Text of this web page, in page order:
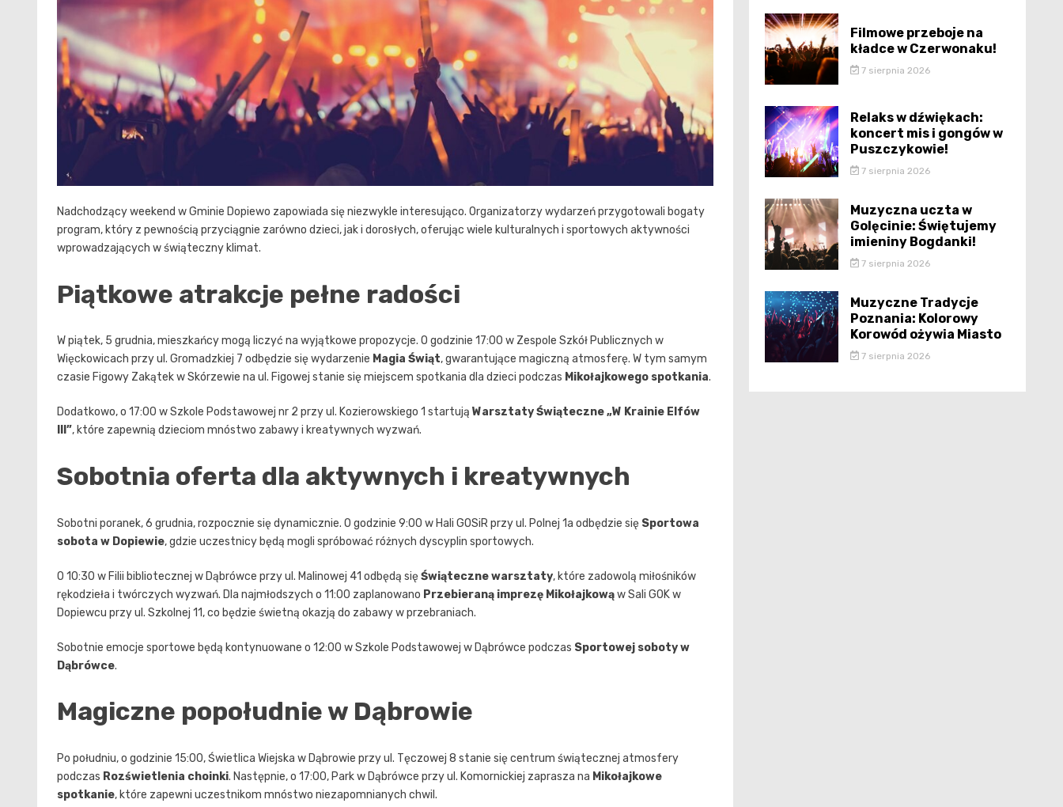
Nadchodzący weekend w Gminie Dopiewo zapowiada się niezwykle interesująco. Organizatorzy wydarzeń przygotowali bogaty
program, który z pewnością przyciągnie zarówno dzieci, jak i dorosłych, oferując wiele kulturalnych i sportowych aktywności
wprowadzających w świąteczny klimat.
Piątkowe atrakcje pełne radości
W piątek, 5 grudnia, mieszkańcy mogą liczyć na wyjątkowe propozycje. O godzinie 17:00 w Zespole Szkół Publicznych w
Więckowicach przy ul. Gromadzkiej 7 odbędzie się wydarzenie Magia Świąt, gwarantujące magiczną atmosferę. W tym samym
czasie Figowy Zakątek w Skórzewie na ul. Figowej stanie się miejscem spotkania dla dzieci podczas Mikołajkowego spotkania.
Dodatkowo, o 17:00 w Szkole Podstawowej nr 2 przy ul. Kozierowskiego 1 startują Warsztaty Świąteczne „W Krainie Elfów
III”, które zapewnią dzieciom mnóstwo zabawy i kreatywnych wyzwań.
Sobotnia oferta dla aktywnych i kreatywnych
Sobotni poranek, 6 grudnia, rozpocznie się dynamicznie. O godzinie 9:00 w Hali GOSiR przy ul. Polnej 1a odbędzie się Sportowa
sobota w Dopiewie, gdzie uczestnicy będą mogli spróbować różnych dyscyplin sportowych.
O 10:30 w Filii bibliotecznej w Dąbrówce przy ul. Malinowej 41 odbędą sięŚwiąteczne warsztaty, które zadowolą miłośników
rękodzieła i twórczych wyzwań. Dla najmłodszych o 11:00 zaplanowano Przebieraną imprezę Mikołajkowąw Sali GOK w
Dopiewcu przy ul. Szkolnej 11, co będzie świetną okazją do zabawy w przebraniach.
Sobotnie emocje sportowe będą kontynuowane o 12:00 w Szkole Podstawowej w Dąbrówce podczas Sportowej soboty w
Dąbrówce.
Magiczne popołudnie w Dąbrowie
Po południu, o godzinie 15:00, Świetlica Wiejska w Dąbrowie przy ul. Tęczowej 8 stanie się centrum świątecznej atmosfery
podczas Rozświetlenia choinki. Następnie, o 17:00, Park w Dąbrówce przy ul. Komornickiej zaprasza na Mikołajkowe
spotkanie, które zapewni uczestnikom mnóstwo niezapomnianych chwil.
Filmowe przeboje na
kładce w Czerwonaku!
7 sierpnia 2026
Relaks w dźwiękach:
koncert mis i gongów w
Puszczykowie!
7 sierpnia 2026
Muzyczna uczta w
Golęcinie: Świętujemy
imieniny Bogdanki!
7 sierpnia 2026
Muzyczne Tradycje
Poznania: Kolorowy
Korowód ożywia Miasto
7 sierpnia 2026